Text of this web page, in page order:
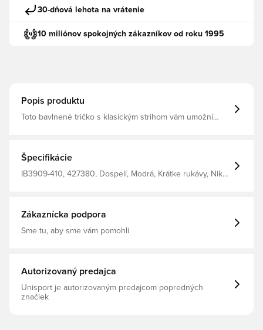
30-dňová lehota na vrátenie
10 miliónov spokojných zákazníkov od roku 1995
Popis produktu
Toto bavlnené tričko s klasickým strihom vám umožní
Špecifikácie
IB3909-410, 427380, Dospelí, Modrá, Krátke rukávy, Nike,
Zákaznícka podpora
Sme tu, aby sme vám pomohli
Autorizovaný predajca
Unisport je autorizovaným predajcom popredných
značiek